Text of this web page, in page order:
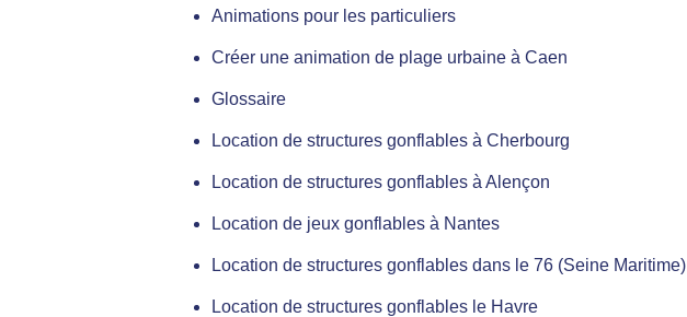
Animations pour les particuliers
Créer une animation de plage urbaine à Caen
Glossaire
Location de structures gonflables à Cherbourg
Location de structures gonflables à Alençon
Location de jeux gonflables à Nantes
Location de structures gonflables dans le 76 (Seine Maritime)
Location de structures gonflables le Havre